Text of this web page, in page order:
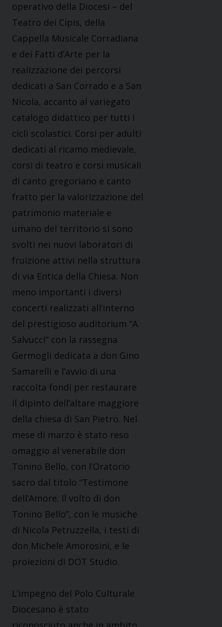
operativo della Diocesi – del
Teatro dei Cipis, della
Cappella Musicale Corradiana
e dei Fatti d’Arte per la
realizzazione dei percorsi
dedicati a San Corrado e a San
Nicola, accanto al variegato
catalogo didattico per tutti i
cicli scolastici. Corsi per adulti
dedicati al ricamo medievale,
corsi di teatro e corsi musicali
di canto gregoriano e canto
fratto per la valorizzazione del
patrimonio materiale e
umano del territorio si sono
svolti nei nuovi laboratori di
fruizione attivi nella struttura
di via Entica della Chiesa. Non
meno importanti i diversi
concerti realizzati all’interno
del prestigioso auditorium “A.
Salvucci” con la rassegna
Germogli dedicata a don Gino
Samarelli e l’avvio di una
raccolta fondi per restaurare
il dipinto dell’altare maggiore
della chiesa di San Pietro. Nel
mese di marzo è stato reso
omaggio al venerabile don
Tonino Bello, con l’Oratorio
sacro dal titolo “Testimone
dell’Amore. Il volto di don
Tonino Bello”, con le musiche
di Nicola Petruzzella, i testi di
don Michele Amorosini, e le
proiezioni di DOT Studio.
L’impegno del Polo Culturale
Diocesano è stato